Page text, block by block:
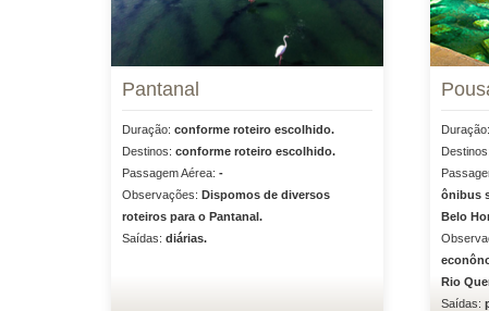
Pantanal
Duração: conforme roteiro escolhido.
Destinos: conforme roteiro escolhido.
Passagem Aérea: -
Observações: Dispomos de diversos
roteiros para o Pantanal.
Saídas: diárias.
Duração:
Destinos:
ônibus
Belo
Rio
Saídas: